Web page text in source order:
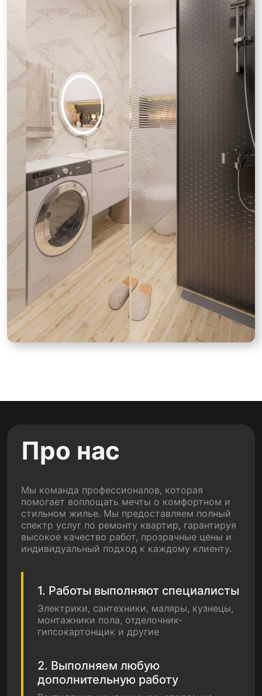
Про нас
Мы команда профессионалов, которая
помогает воплощать мечты о комфортном и
стильном жилье. Мы предоставляем полный
спектр услуг по ремонту квартир, гарантируя
высокое качество работ, прозрачные цены и
индивидуальный подход к каждому клиенту.
1. Работы выполняют специалисты
Электрики, сантехники, маляры, кузнецы,
монтажники пола, отделочник-
гипсокартонщик и другие
2. Выполняем любую
дополнительную работу